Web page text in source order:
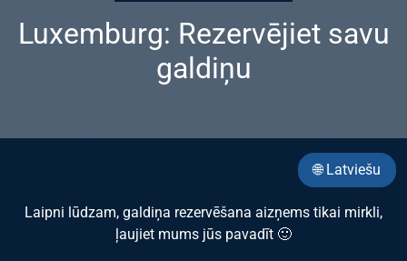
Luxemburg: Rezervējiet savu
galdiņu
🌐 Latviešu
Laipni lūdzam, galdiņa rezervēšana aizņems tikai mirkli,
ļaujiet mums jūs pavadīt 🙂